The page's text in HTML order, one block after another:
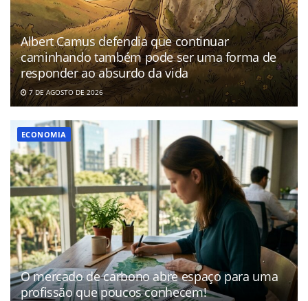
Albert Camus defendia que continuar
caminhando também pode ser uma forma de
responder ao absurdo da vida
7 DE AGOSTO DE 2026
ECONOMIA
O mercado de carbono abre espaço para uma
profissão que poucos conhecem!